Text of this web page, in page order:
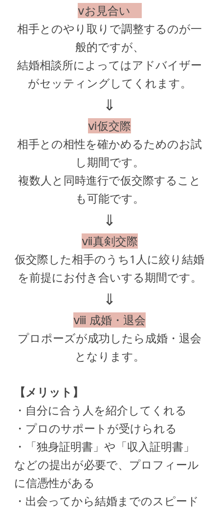
ⅴお見合い
相手とのやり取りで調整するのが一
般的ですが、
結婚相談所によってはアドバイザー
がセッティングしてくれます。
⇓
ⅵ仮交際
相手との相性を確かめるためのお試
し期間です。
複数人と同時進行で仮交際すること
も可能です。
⇓
ⅶ真剣交際
仮交際した相手のうち1人に絞り結婚
を前提にお付き合いする期間です。
⇓
ⅷ 成婚・退会
プロポーズが成功したら成婚・退会
となります。
【メリット】
・自分に合う人を紹介してくれる
・プロのサポートが受けられる
・「独身証明書」や「収入証明書」
などの提出が必要で、プロフィール
に信憑性がある
・出会ってから結婚までのスピード